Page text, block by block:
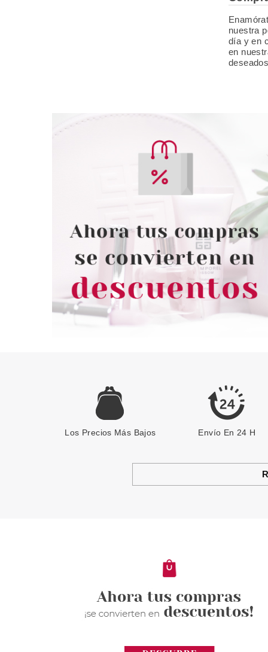
Be Fabulous Hair Recovery Steps
Flex Champú Nutritivo Con Argán
Be Fabulous Hair Recovery Steps
Be Fabulous Hair Recovery Steps
Flex Champú Nutritivo Con Argán
nuestra
día y en
en
Los Precios Más Bajos Envío En 24 H